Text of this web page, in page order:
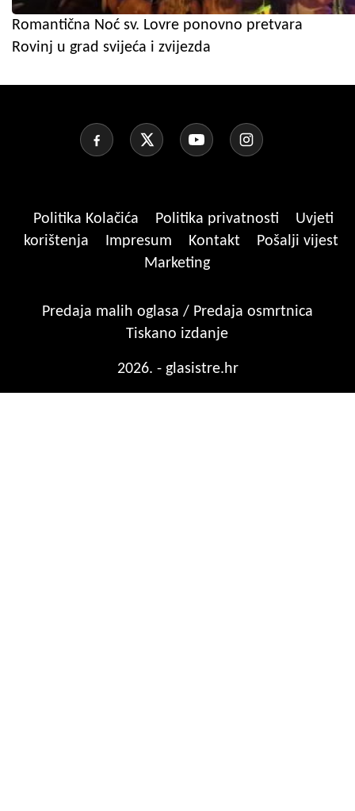
Romantična Noć sv. Lovre ponovno pretvara
Rovinj u grad svijeća i zvijezda
Politika Kolačića Politika privatnosti
Uvjeti
korištenja
Impresum Kontakt
Pošalji vijest
Marketing
Predaja malih oglasa / Predaja osmrtnica
Tiskano izdanje
2026. - glasistre.hr